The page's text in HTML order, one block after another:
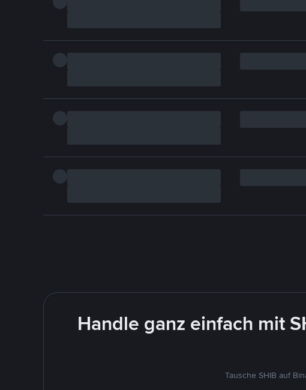
Handle ganz einfach mit
Tausche SHIB auf